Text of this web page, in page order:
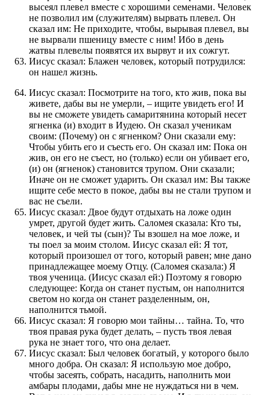
высеял плевел вместе с хорошими семенами. Человек
не позволил им (служителям) вырвать плевел. Он
сказал им: Не приходите, чтобы, вырывая плевел, вы
не вырвали пшеницу вместе с ним! Ибо в день
жатвы плевелы появятся их вырвут и их сожгут.
Иисус сказал: Блажен человек, который потрудился:
он нашел жизнь.
Иисус сказал: Посмотрите на того, кто жив, пока вы
живете, дабы вы не умерли, – ищите увидеть его! И
вы не сможете увидеть самаритянина который несет
ягненка (и) входит в Иудею. Он сказал ученикам
своим: (Почему) он с ягненком? Они сказали ему:
Чтобы убить его и съесть его. Он сказал им: Пока он
жив, он его не съест, но (только) если он убивает его,
(и) он (ягненок) становится трупом. Они сказали;
Иначе он не сможет ударить. Он сказал им: Вы также
ищите себе место в покое, дабы вы не стали трупом и
вас не съели.
Иисус сказал: Двое будут отдыхать на ложе один
умрет, другой будет жить. Саломея сказала: Кто ты,
человек, и чей ты (сын)? Ты взошел на мое ложе, и
ты поел за моим столом. Иисус сказал ей: Я тот,
который произошел от того, который равен; мне дано
принадлежащее моему Отцу. (Саломея сказала:) Я
твоя ученица. (Иисус сказал ей:) Поэтому я говорю
следующее: Когда он станет пустым, он наполнится
светом но когда он станет разделенным, он,
наполнится тьмой.
Иисус сказал: Я говорю мои тайны… тайна. То, что
твоя правая рука будет делать, – пусть твоя левая
рука не знает того, что она делает.
Иисус сказал: Был человек богатый, у которого было
много добра. Он сказал: Я использую мое добро,
чтобы засеять, собрать, насадить, наполнить мои
амбары плодами, дабы мне не нуждаться ни в чем.